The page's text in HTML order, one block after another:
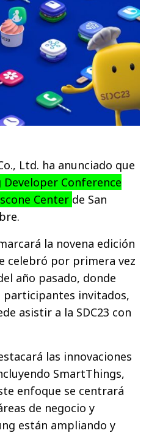
Ltd. ha anunciado que
Conference
Center de San
la novena edición
celebró por primera vez
año pasado, donde
invitados,
asistir a la SDC23 con
las innovaciones
SmartThings,
enfoque se centrará
de negocio y
están ampliando y